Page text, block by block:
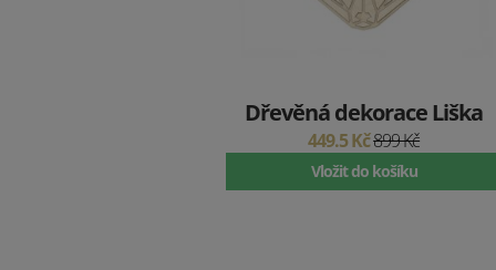
Dřevěná dekorace Liška
449.5 Kč899 Kč
Vložit do košíku